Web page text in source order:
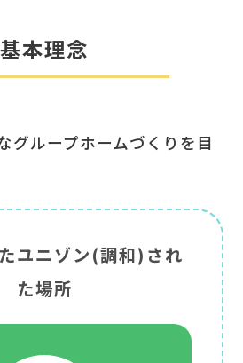
基本理念
グループホームづくりを目
ユニゾン(調和)され
た場所